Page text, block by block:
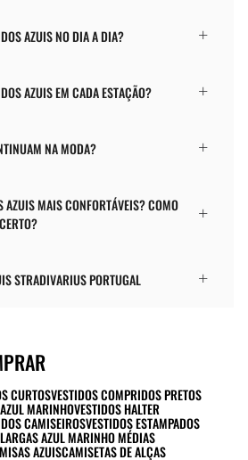
AZUIS NO DIA A DIA?
AZUIS EM CADA ESTAÇÃO?
NA MODA?
AZUIS MAIS CONFORTÁVEIS? COMO
STRADIVARIUS PORTUGAL
CURTOSVESTIDOS COMPRIDOS PRETOS
MARINHOVESTIDOS HALTER
CAMISEIROSVESTIDOS ESTAMPADOS
AZUL MARINHO MÉDIAS
AZUISCAMISETAS DE ALÇAS